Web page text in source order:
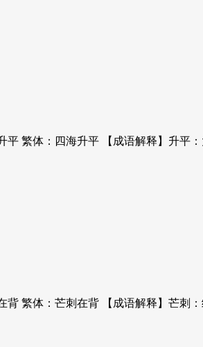
繁体：四海升平 【成语解释】升平
繁体：芒刺在背 【成语解释】芒刺